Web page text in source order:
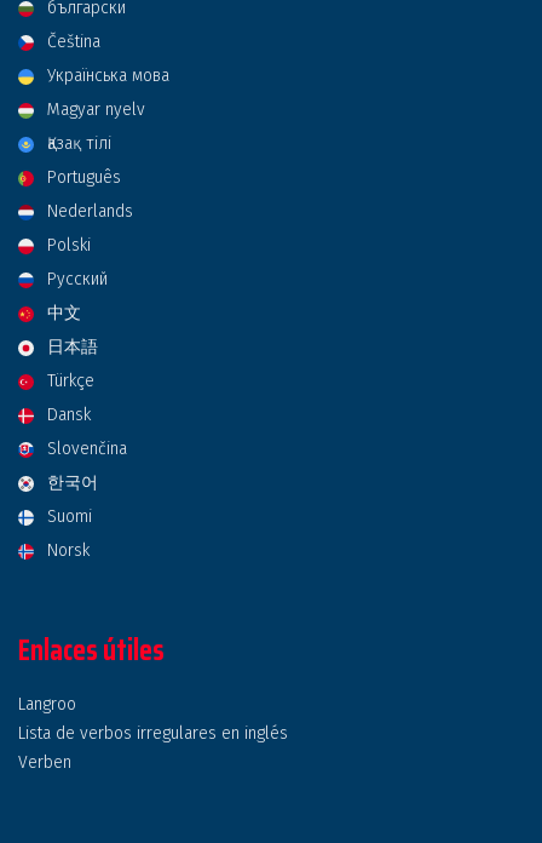
български
Čeština
Українська мова
Magyar nyelv
Қазақ тілі
Português
Nederlands
Polski
Русский
中文
日本語
Türkçe
Dansk
Slovenčina
한국어
Suomi
Norsk
Enlaces útiles
Langroo
Lista de verbos irregulares en inglés
Verben